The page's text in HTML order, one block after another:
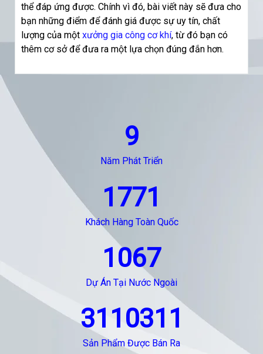
thể đáp ứng được. Chính vì đó, bài viết này sẽ đưa cho
bạn những điểm để đánh giá được sự uy tín, chất
lượng của một xưởng gia công cơ khí, từ đó bạn có
thêm cơ sở để đưa ra một lựa chọn đúng đắn hơn.
9
Năm Phát Triển
1771
Khách Hàng Toàn Quốc
1067
Dự Án Tại Nước Ngoài
3110311
Sản Phẩm Được Bán Ra